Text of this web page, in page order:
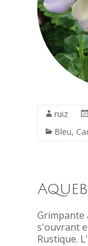
ruiz
Bleu,
Grimpante
s'ouvrant
Rustique.